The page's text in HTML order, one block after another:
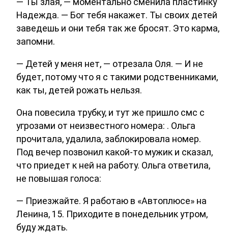
Надежда. — Бог тебя накажет. Ты своих детей
заведешь и они тебя так же бросят. Это карма,
запомни.
— Детей у меня нет, — отрезала Оля. — И не
будет, потому что я с такими родственниками,
как ты, детей рожать нельзя.
Она повесила трубку, и тут же пришло смс с
угрозами от неизвестного номера: . Ольга
прочитала, удалила, заблокировала номер.
Под вечер позвонил какой-то мужик и сказал,
что приедет к ней на работу. Ольга ответила,
не повышая голоса:
— Приезжайте. Я работаю в «Автоплюсе» на
Ленина, 15. Приходите в понедельник утром,
буду ждать.